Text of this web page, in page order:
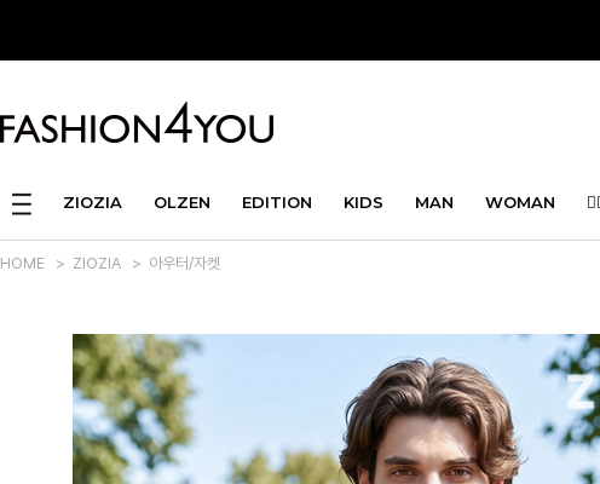
ZIOZIA OLZEN EDITION KIDS MAN WOMAN
HOME > ZIOZIA > 아우터/자켓